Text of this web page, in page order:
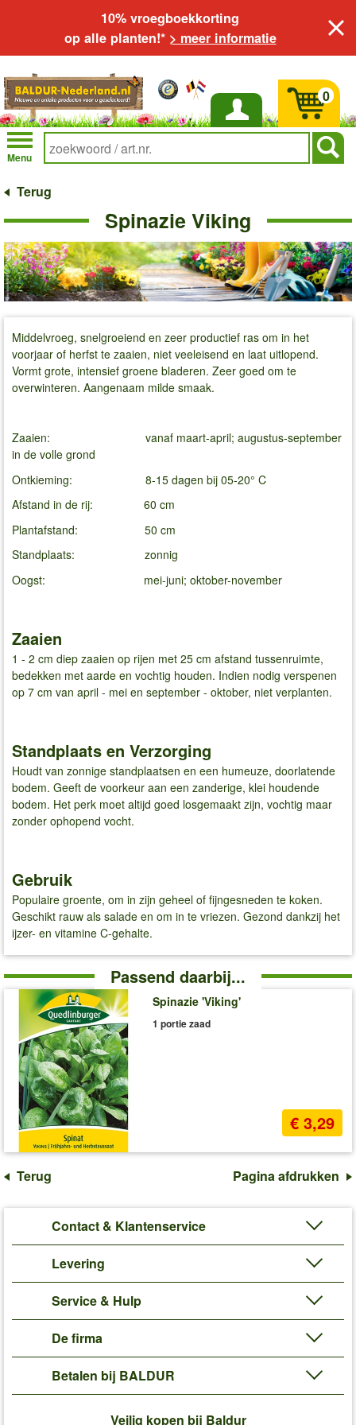
10% vroegboekkorting
op alle planten!* > meer informatie
Inloggen
Menu
0
Terug
Spinazie Viking
Middelvroeg, snelgroeiend en zeer productief ras om in het
voorjaar of herfst te zaaien, niet veeleisend en laat uitlopend.
Vormt grote, intensief groene bladeren. Zeer goed om te
overwinteren. Aangenaam milde smaak.
Zaaien: vanaf maart-april; augustus-september
in de volle grond
Ontkieming: 8-15 dagen bij 05-20° C
Afstand in de rij: 60 cm
Plantafstand: 50 cm
Standplaats: zonnig
Oogst: mei-juni; oktober-november
Zaaien
1 - 2 cm diep zaaien op rijen met 25 cm afstand tussenruimte,
bedekken met aarde en vochtig houden. Indien nodig verspenen
op 7 cm van april - mei en september - oktober, niet verplanten.
Standplaats en Verzorging
Houdt van zonnige standplaatsen en een humeuze, doorlatende
bodem. Geeft de voorkeur aan een zanderige, klei houdende
bodem. Het perk moet altijd goed losgemaakt zijn, vochtig maar
zonder ophopend vocht.
Gebruik
Populaire groente, om in zijn geheel of fijngesneden te koken.
Geschikt rauw als salade en om in te vriezen. Gezond dankzij het
ijzer- en vitamine C-gehalte.
Passend daarbij...
Spinazie 'Viking'
1 portie zaad
€ 3,29
Terug Pagina afdrukken
Contact & Klantenservice
Levering
Service & Hulp
De firma
Betalen bij BALDUR
Veilig kopen bij Baldur